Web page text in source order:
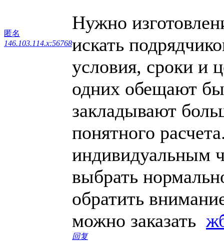
匿名
146.103.114.x:56768
Нужно
искать
условия, сроки и
одних обещают
закладывают
понятного
индивидуальным
выбрать
обратить
можно заказать
回复